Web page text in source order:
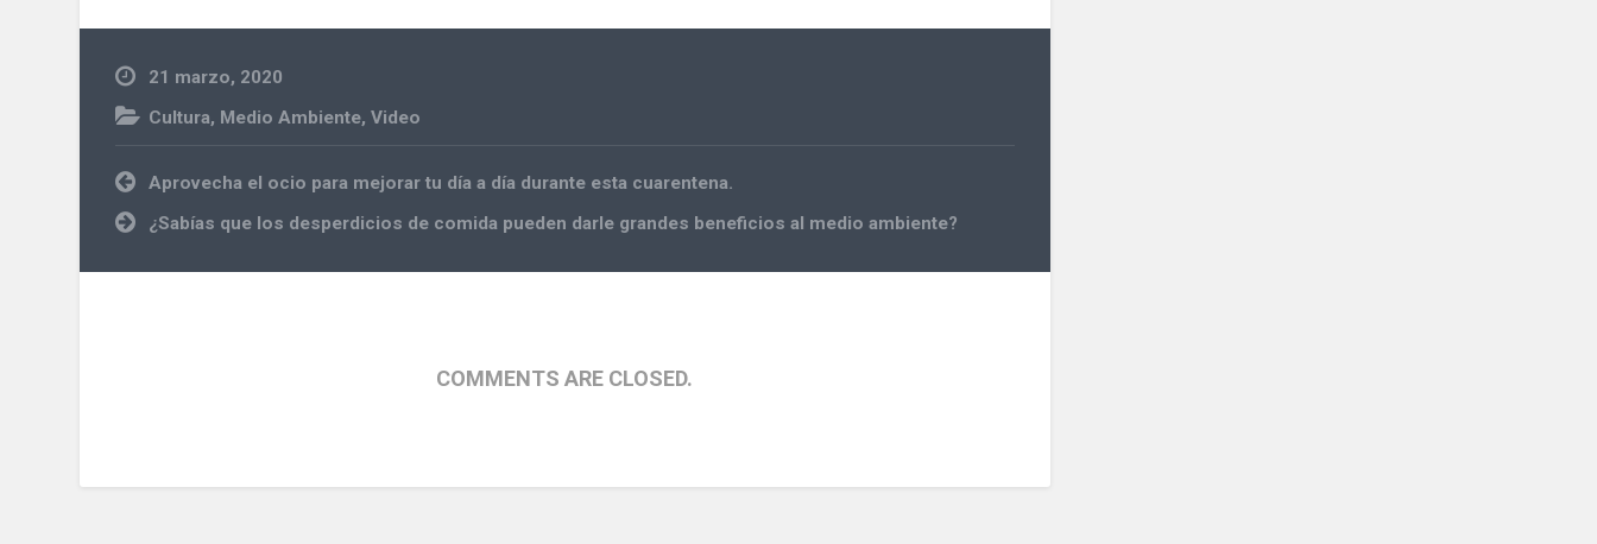
21 marzo, 2020
Cultura, Medio Ambiente,Video
Navegación
de
entradas
Aprovecha el ocio para mejorar tu día a día durante esta cuarentena.
¿Sabías que los desperdicios de comida pueden darle grandes beneficios al medio ambiente?
COMMENTS ARE CLOSED.